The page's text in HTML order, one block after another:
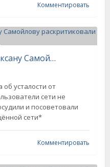
Комментировать
"На завод пусть идёт". Оксану Самойлову раскритиковали за жалобы на усталость
усталости от
сети не
и посоветовали
сети*
Комментировать